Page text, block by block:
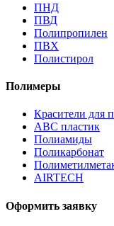
ПНД
ПВД
Полипропилен
ПВХ
Полистирол
Полимеры
Красители для
АВС пластик
Полиамиды
Поликарбонат
AIRTECH
Оформить заявку